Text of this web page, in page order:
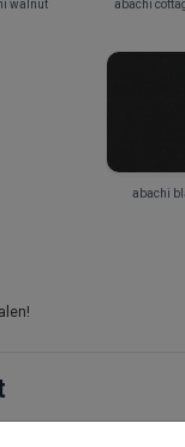
walnut abachi
abachi